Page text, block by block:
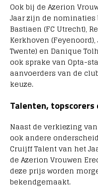
Ook bij de Azerion
Jaar zijn de nominaties
Bastiaen (FC Utrecht),
Kerkhoven
Twente) en Danique
ook sprake van Opta-
aanvoerders van de
keuze.
Talenten,
Naast de verkiezing
ook andere
Cruijff Talent van het
de Azerion Vrouwen
deze prijs worden
bekendgemaakt.